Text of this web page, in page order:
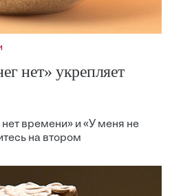
нет» укрепляет
времени» и «У меня не
на втором